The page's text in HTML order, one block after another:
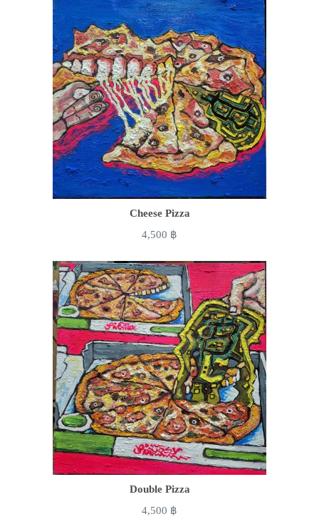
Cheese Pizza
4,500 ฿
Double Pizza
4,500 ฿